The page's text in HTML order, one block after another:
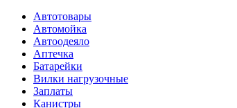
Автотовары
Автомойка
Автоодеяло
Аптечка
Батарейки
Вилки нагрузочные
Заплаты
Канистры